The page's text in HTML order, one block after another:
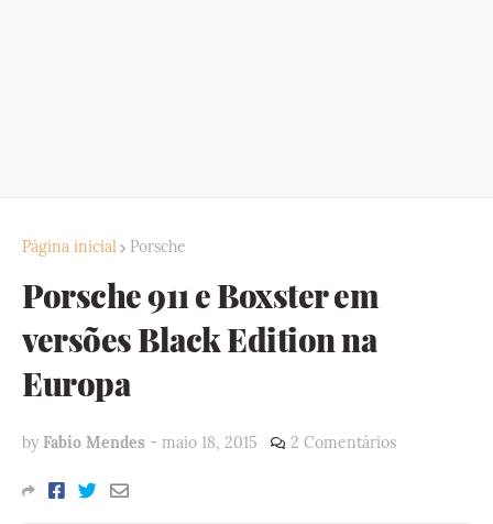
Página inicial Porsche
Porsche 911 e Boxster em
versões Black Edition na
Europa
by Fabio Mendes - maio 18, 2015 2 Comentários